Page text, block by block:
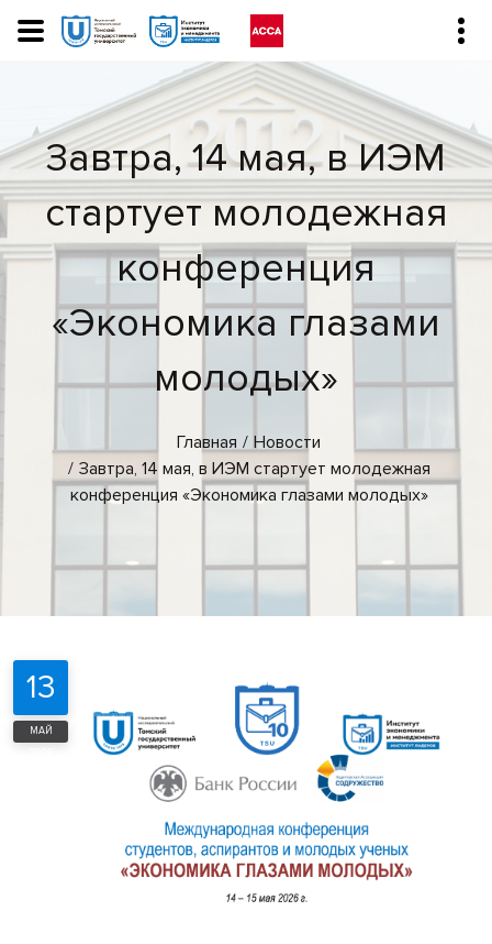
Завтра, 14 мая, в ИЭМ
стартует молодежная
конференция
«Экономика глазами
молодых»
Главная
Новости
Завтра, 14 мая, в ИЭМ стартует молодежная
конференция «Экономика глазами молодых»
13
МАЙ